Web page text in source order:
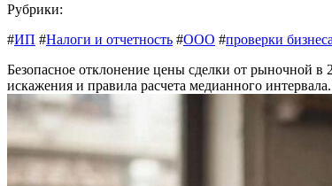
Рубрики:
#ИП #Налоги и отчетность #ООО #проверки бизнеса
Безопасное отклонение цены сделки от рыночной
искажения и правила расчета медианного интервала.